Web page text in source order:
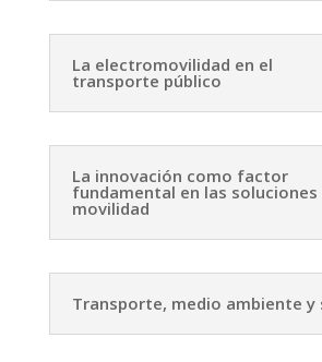
La electromovilidad en el
transporte público
La innovación como factor
fundamental en las soluciones
movilidad
Transporte, medio ambiente y